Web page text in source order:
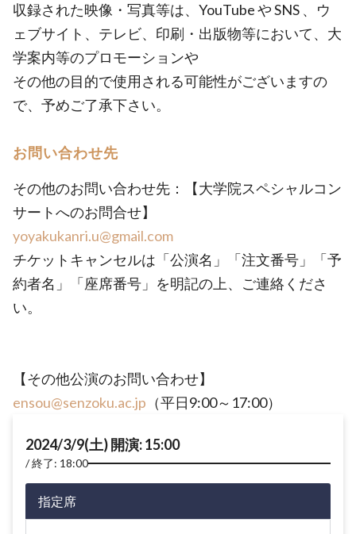
収録された映像・写真等は、YouTube や SNS 、ウ
ェブサイト、テレビ、印刷・出版物等において、大
学案内等のプロモーションや
その他の目的で使用される可能性がございますの
で、予めご了承下さい。
お問い合わせ先
その他のお問い合わせ先：【大学院スペシャルコン
サートへのお問合せ】
yoyakukanri.u@gmail.com
チケットキャンセルは「公演名」「注文番号」「予
約者名」「座席番号」を明記の上、ご連絡くださ
い。
【その他公演のお問い合わせ】
ensou@senzoku.ac.jp （平日9:00～17:00）
2024/3/9(土) 開演: 15:00
終了: 18:00
指定席